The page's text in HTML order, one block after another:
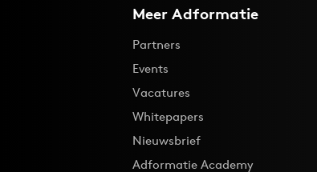
Meer Adformatie
Partners
Events
Vacatures
Whitepapers
Nieuwsbrief
Adformatie Academy